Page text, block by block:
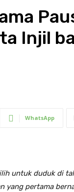
Injil
WhatsApp
untuk duduk di
yang pertama